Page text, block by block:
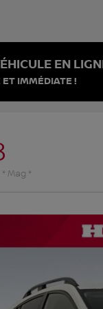
EN
IMMÉDIATE !
Mag *